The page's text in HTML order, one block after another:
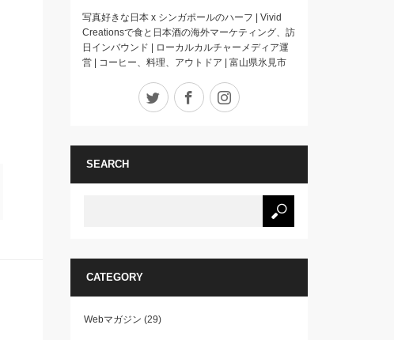
写真好きな日本 x シンガポールのハーフ | Vivid
Creationsで食と日本酒の海外マーケティング、訪
日インバウンド | ローカルカルチャーメディア運
営 | コーヒー、料理、アウトドア | 富山県氷見市
Twitter Facebook
SEARCH
CATEGORY
Webマガジン (29)